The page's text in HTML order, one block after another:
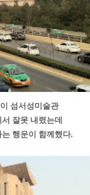
섬서성미술관
잘못 내렸는데
행운이 함께했다.